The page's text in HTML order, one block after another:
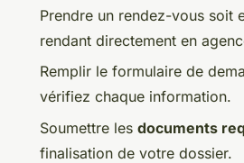
Prendre un rendez-vous soit
rendant directement en
Remplir le formulaire de
vérifiez chaque information.
Soumettre les documents
finalisation de votre dossier.